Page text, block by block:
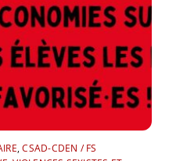
,CSAD-CDEN / FS